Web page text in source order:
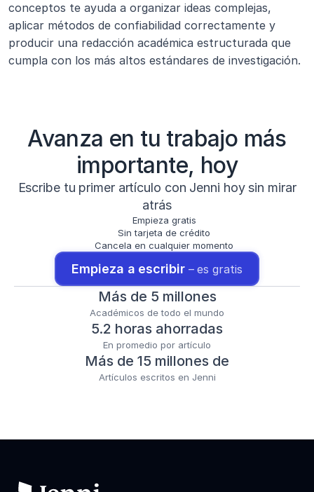
conceptos te ayuda a organizar ideas complejas,
aplicar métodos de confiabilidad correctamente y
producir una redacción académica estructurada que
cumpla con los más altos estándares de investigación.
Avanza en tu trabajo más
importante, hoy
Escribe tu primer artículo con Jenni hoy sin mirar
atrás
Empieza gratis
Sin tarjeta de crédito
Cancela en cualquier momento
Empieza a escribir – es gratis
Más de 5 millones
Académicos de todo el mundo
5.2 horas ahorradas
En promedio por artículo
Más de 15 millones de
Artículos escritos en Jenni